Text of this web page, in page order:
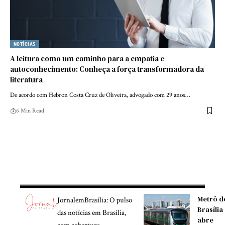
NOTÍCIAS
A leitura como um caminho para a empatia e
autoconhecimento: Conheça a força transformadora da
literatura
De acordo com Hebron Costa Cruz de Oliveira, advogado com 29 anos…
6 Min Read
JornalemBrasília: O pulso
das notícias em Brasília,
Metrô
Brasília
abre